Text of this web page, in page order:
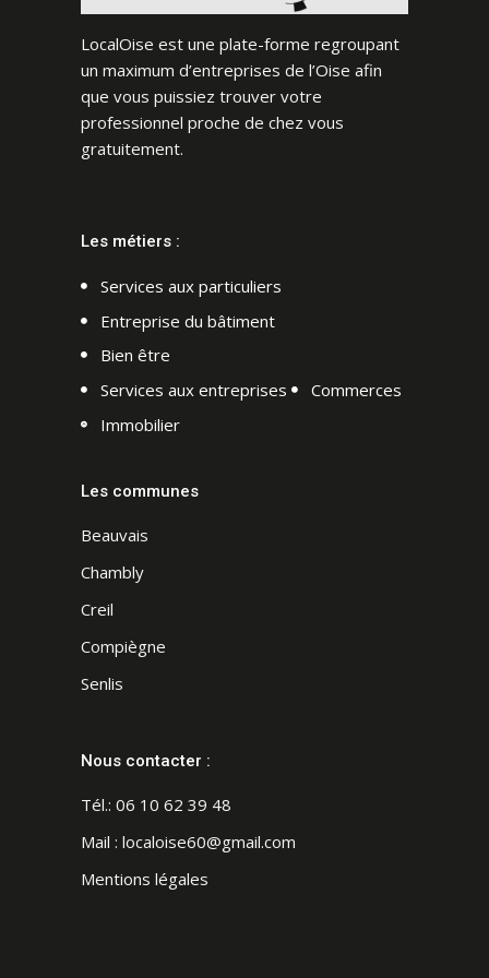
LocalOise est une plate-forme regroupant
un maximum d’entreprises de l’Oise afin
que vous puissiez trouver votre
professionnel proche de chez vous
gratuitement.
Les métiers :
Services aux particuliers
Entreprise du bâtiment
Bien être
Services aux entreprises
Commerces
Immobilier
Les communes
Beauvais
Chambly
Creil
Compiègne
Senlis
Nous contacter :
Tél.: 06 10 62 39 48
Mail : localoise60@gmail.com
Mentions légales